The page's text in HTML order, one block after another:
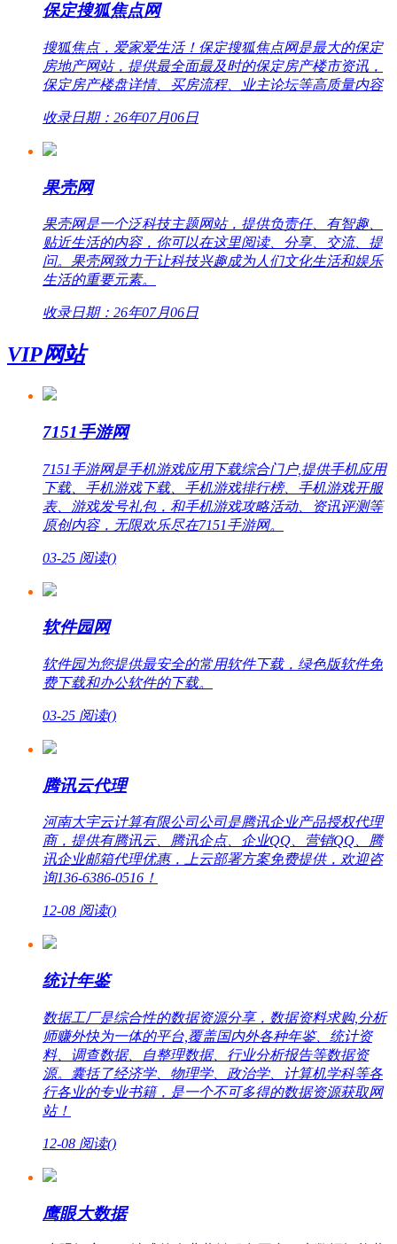
保定搜狐焦点网
搜狐焦点，爱家爱生活！保定搜狐焦点网是最大的保定
房地产网站，提供最全面最及时的保定房产楼市资讯，
保定房产楼盘详情、买房流程、业主论坛等高质量内容
收录日期：26年07月06日
果壳网
果壳网是一个泛科技主题网站，提供负责任、有智趣、
贴近生活的内容，你可以在这里阅读、分享、交流、提
问。果壳网致力于让科技兴趣成为人们文化生活和娱乐
生活的重要元素。
收录日期：26年07月06日
VIP网站
7151手游网
7151手游网是手机游戏应用下载综合门户,提供手机应用
下载、手机游戏下载、手机游戏排行榜、手机游戏开服
表、游戏发号礼包，和手机游戏攻略活动、资讯评测等
原创内容，无限欢乐尽在7151手游网。
03-25 阅读()
软件园网
软件园为您提供最安全的常用软件下载，绿色版软件免
费下载和办公软件的下载。
03-25 阅读()
腾讯云代理
河南大宇云计算有限公司公司是腾讯企业产品授权代理
商，提供有腾讯云、腾讯企点、企业QQ、营销QQ、腾
讯企业邮箱代理优惠，上云部署方案免费提供，欢迎咨
询136-6386-0516！
12-08 阅读()
统计年鉴
数据工厂是综合性的数据资源分享，数据资料求购,分析
师赚外快为一体的平台,覆盖国内外各种年鉴、统计资
料、调查数据、自整理数据、行业分析报告等数据资
源。囊括了经济学、物理学、政治学、计算机学科等各
行各业的专业书籍，是一个不可多得的数据资源获取网
站！
12-08 阅读()
鹰眼大数据